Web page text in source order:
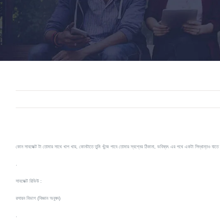
কোন সাবজেক্ট টা তোমার সাথে খাপ খায়, কোনটাতে তুমি খুঁজে পাবে তোমার স্বপ্নের ঠিকানা, ভবিষ্যৎ এর পথে একটা সিদ্ধান্তও
সাবজেক্ট রিভিউ :
রসায়ন বিভাগ (বিজ্ঞান অনুষদ)